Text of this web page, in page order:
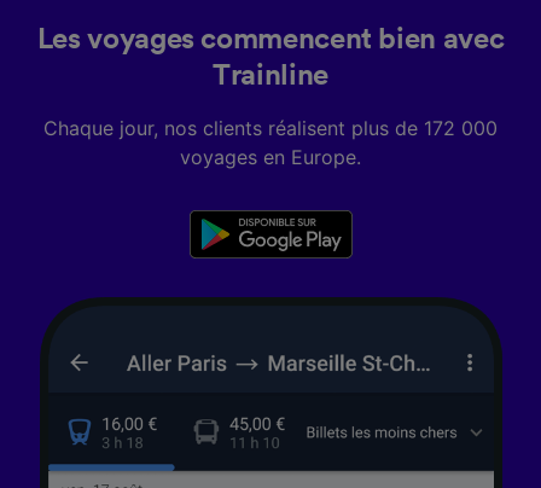
Les voyages commencent bien avec
Trainline
Chaque jour, nos clients réalisent plus de 172 000
voyages en Europe.